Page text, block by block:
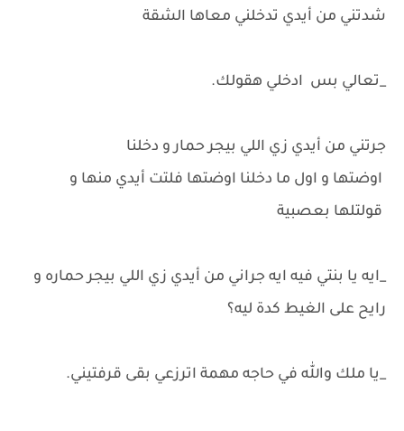
شدتني من أيدي تدخلني معاها الشقة
_تعالي بس ادخلي هقولك.
جرتني من أيدي زي اللي بيجر حمار و دخلنا
اوضتها و اول ما دخلنا اوضتها فلتت أيدي منها و
قولتلها بعصبية
_ايه يا بنتي فيه ايه جراني من أيدي زي اللي بيجر حماره و
رايح على الغيط كدة ليه؟
_يا ملك والله في حاجه مهمة اترزعي بقى قرفتيني.